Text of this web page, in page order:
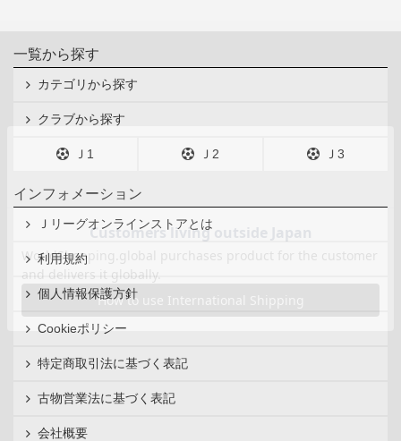
一覧から探す
カテゴリから探す
クラブから探す
Ｊ1 Ｊ2 Ｊ3
インフォメーション
Ｊリーグオンラインストアとは
利用規約
個人情報保護方針
Cookieポリシー
特定商取引法に基づく表記
古物営業法に基づく表記
会社概要